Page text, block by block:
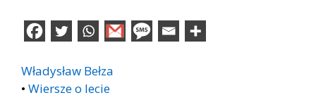
Władysław Bełza
• Wiersze o lecie